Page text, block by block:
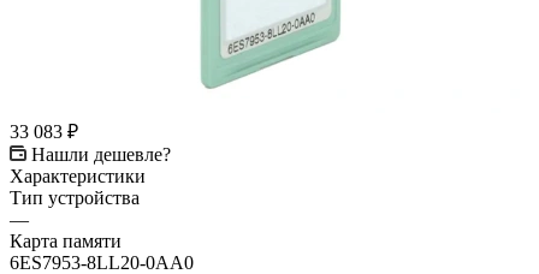
33 083 ₽
Нашли дешевле?
Характеристики
Тип устройства
—
Карта памяти
6ES7953-8LL20-0AA0